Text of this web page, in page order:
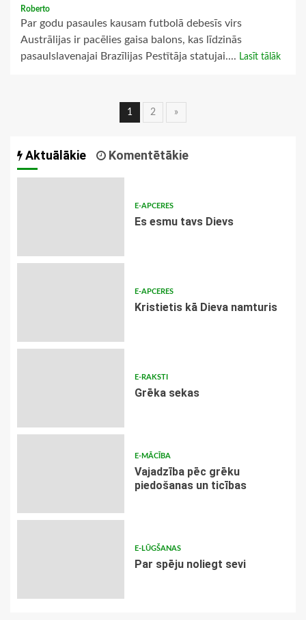
Roberto
Par godu pasaules kausam futbolā debesīs virs
Austrālijas ir pacēlies gaisa balons, kas līdzinās
pasaulslavenajai Brazīlijas Pestītāja statujai.... Lasīt tālāk
Ziņu
1 2 »
Aktuālākie Komentētākie
E-APCERES
Es esmu tavs Dievs
E-APCERES
Kristietis kā Dieva namturis
E-RAKSTI
Grēka sekas
E-MĀCĪBA
Vajadzība pēc grēku
piedošanas un ticības
E-LŪGŠANAS
Par spēju noliegt sevi